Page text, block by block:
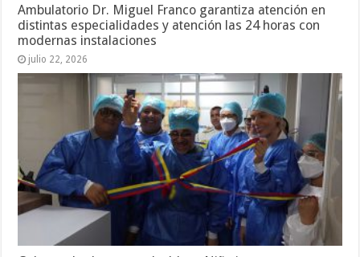
Ambulatorio Dr. Miguel Franco garantiza atención en
distintas especialidades y atención las 24 horas con
modernas instalaciones
julio 22, 2026